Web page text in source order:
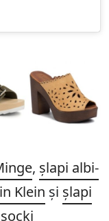
, șlapi albi-
Klein și șlapi